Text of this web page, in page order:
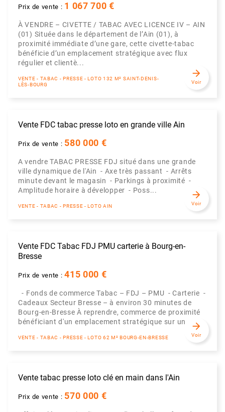
Prix de vente : 1 067 700 €
À VENDRE – CIVETTE / TABAC AVEC LICENCE IV – AIN
(01) Située dans le département de l’Ain (01), à
proximité immédiate d’une gare, cette civette-tabac
bénéficie d’un emplacement stratégique avec flux
régulier et clientè...
VENTE - TABAC - PRESSE - LOTO 132 M² SAINT-DENIS-
LÈS-BOURG
arrow_forward
Voir
Vente FDC tabac presse loto en grande ville Ain
Prix de vente : 580 000 €
A vendre TABAC PRESSE FDJ situé dans une grande
ville dynamique de l'Ain - Axe très passant - Arrêts
minute devant le magasin - Parkings à proximité -
Amplitude horaire à développer - Poss...
VENTE - TABAC - PRESSE - LOTO AIN
arrow_forward
Voir
Vente FDC Tabac FDJ PMU carterie à Bourg-en-
Bresse
Prix de vente :415 000 €
- Fonds de commerce Tabac – FDJ – PMU - Carterie -
Cadeaux Secteur Bresse – à environ 30 minutes de
Bourg-en-Bresse À reprendre, commerce de proximité
bénéficiant d'un emplacement stratégique sur un...
VENTE - TABAC - PRESSE - LOTO 62 M² BOURG-EN-BRESSE
arrow_forward
Voir
Vente tabac presse loto clé en main dans l'Ain
Prix de vente : 570 000 €